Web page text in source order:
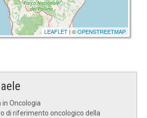
LEAFLET | ©OPENSTREETMAP
Oncologia
di riferimento oncologico della